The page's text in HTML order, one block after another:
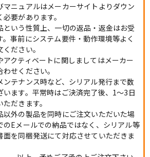
マニュアルはメーカーサイトよりダウン
要があります。
という性質上、一切の返品・返金はお受
。事前にシステム要件・動作環境等よく
ださい。
アクティベートに関しましてはメーカー
せください。
ンテナンス時など、シリアル発行まで数
います。平常時はご決済完了後、1～3日
だきます。
以外の製品を同時にご注文いただいた場
のEメールでの納品ではなく、シリアル等
面を同梱発送にて対応させていただきま